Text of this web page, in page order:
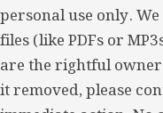
personal use only.
files (like PDFs or
are the rightful
it removed, please